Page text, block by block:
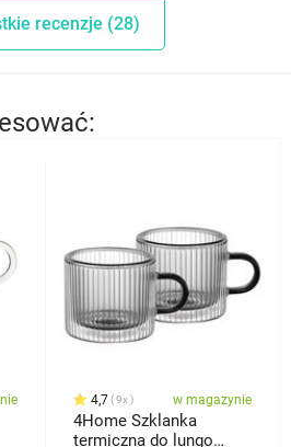
recenzje (28)
4,7 9x w magazynie
4Home Szklanka
termiczna do lungo